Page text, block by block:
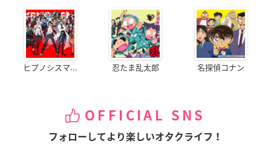
ヒプノシスマ... 忍たま乱太郎 名探偵コナン
OFFICIAL SNS
フォローしてより楽しいオタクライフ！